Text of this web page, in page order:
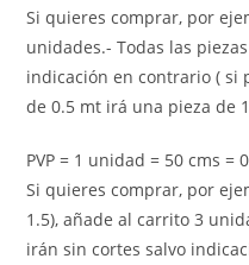
Si quieres comprar, por
unidades.- Todas las
indicación en contrario ( si
de 0.5 mt irá una pieza de
PVP = 1 unidad = 50 cms =
Si quieres comprar, por
1.5), añade al carrito 3
irán sin cortes salvo